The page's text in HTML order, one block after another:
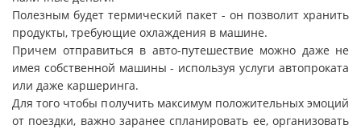
Полезным будет термический пакет - он позволит хранить
продукты, требующие охлаждения в машине.
Причем отправиться в авто-путешествие можно даже не
имея собственной машины - используя услуги автопроката
или даже каршеринга.
Для того чтобы получить максимум положительных эмоций
от поездки, важно заранее спланировать ее, организовать